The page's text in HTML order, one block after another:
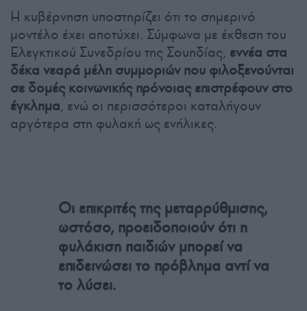
Η κυβέρνηση υποστηρίζει ότι το σημερινό
μοντέλο έχει αποτύχει. Σύμφωνα με έκθεση του
Ελεγκτικού Συνεδρίου της Σουηδίας, εννέα στα
δέκα νεαρά μέλη συμμοριών που φιλοξενούνται
σε δομές κοινωνικής πρόνοιας επιστρέφουν στο
έγκλημα, ενώ οι περισσότεροι καταλήγουν
αργότερα στη φυλακή ως ενήλικες.
Οι επικριτές της μεταρρύθμισης,
ωστόσο, προειδοποιούν ότι η
φυλάκιση παιδιών μπορεί να
επιδεινώσει το πρόβλημα αντί να
το λύσει.